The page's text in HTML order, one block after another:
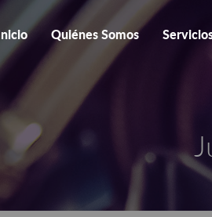
Inicio Quiénes Somos